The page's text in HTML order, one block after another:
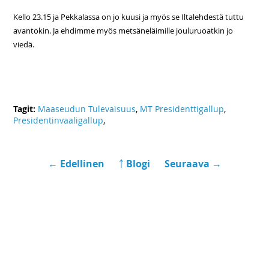
Kello 23.15 ja Pekkalassa on jo kuusi ja myös se Iltalehdestä tuttu
avantokin. Ja ehdimme myös metsäneläimille jouluruoatkin jo
viedä.
Tagit: Maaseudun Tulevaisuus, MT Presidenttigallup,
Presidentinvaaligallup,
← Edellinen ￪ Blogi Seuraava →